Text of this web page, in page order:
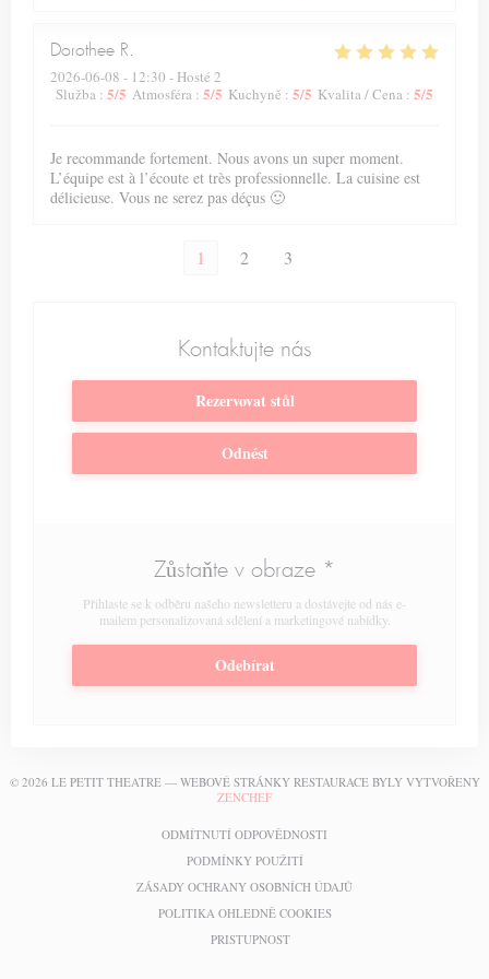
Dorothee R
2026-06-08 - 12:30 - Hosté 2
Služba : 5/5 Atmosféra : 5/5 Kuchyně : 5/5 Kvalita / Cena : 5/5
Je recommande fortement. Nous avons un super moment.
L’équipe est à l’écoute et très professionnelle. La cuisine est
délicieuse. Vous ne serez pas déçus 🙂
1 2 3
Kontaktujte nás
Rezervovat stůl
Odnést
Zůstaňte v obraze *
Přihlaste se k odběru našeho newsletteru a dostávejte od nás e-
mailem personalizovaná sdělení a marketingové nabídky.
Odebírat
© 2026 LE PETIT THEATRE — WEBOVÉ STRÁNKY RESTAURACE BYLY VYTVOŘENY
ZENCHEF((OTEVŘE SE V NOVÉM OKNĚ))
ODMÍTNUTÍ ODPOVĚDNOSTI
PODMÍNKY POUŽITÍ((OTEVŘE SE V NOVÉM OKNĚ))
ZÁSADY OCHRANY OSOBNÍCH ÚDAJŮ((OTEVŘE SE V NOVÉM
POLITIKA OHLEDNĚ COOKIES((OTEVŘE SE V NOVÉM
PRISTUPNOST((OTEVŘE SE V NOVÉM OKNĚ))